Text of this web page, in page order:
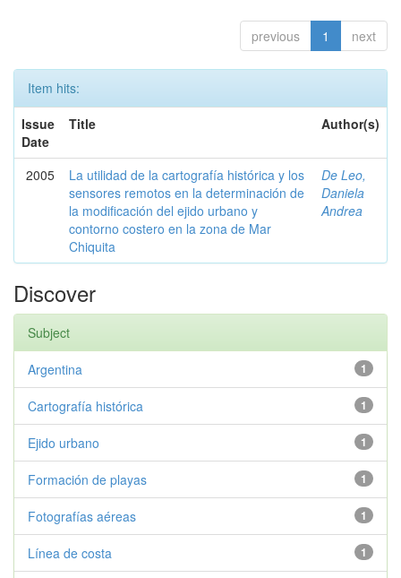
previous 1 next
Item hits:
Issue
Date
Title Author(s)
2005
La utilidad de la cartografía histórica y los
sensores remotos en la determinación de
la modificación del ejido urbano y
contorno costero en la zona de Mar
Chiquita
De Leo,
Daniela
Andrea
Discover
Subject
1
Argentina
1
Cartografía histórica
1
Ejido urbano
1
Formación de playas
1
Fotografías aéreas
1
Línea de costa